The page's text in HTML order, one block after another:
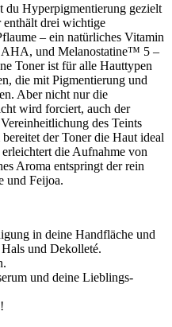
du Hyperpigmentierung gezielt
enthält drei wichtige
– ein natürliches Vitamin
AHA, und Melanostatine™ 5 –
Toner ist für alle Hauttypen
die mit Pigmentierung und
Aber nicht nur die
wird forciert, auch der
des Teints
der Toner die Haut ideal
die Aufnahme von
Aroma entspringt der rein
und Feijoa.
in deine Handfläche und
und Dekolleté.
und deine Lieblings-